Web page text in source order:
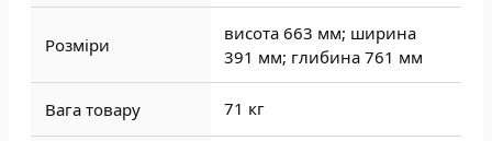
Розміри
висота 663 мм; ширина
391 мм; глибина 761 мм
Вага товару 71 кг